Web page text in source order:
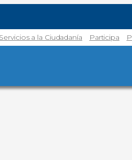
a la Ciudadanía Participa